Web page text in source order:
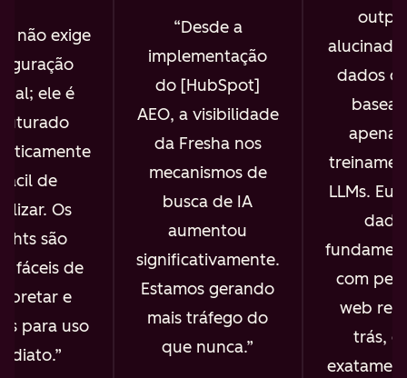
não exige
ele é
de
Os
são
fáceis de
e
para uso
Desde a
implementação
do [HubSpot]
AEO, a visibilidade
da Fresha nos
mecanismos de
busca de IA
aumentou
significativamente.
Estamos gerando
mais tráfego do
que nunca.
dados
LLMs. Eu
com
web
trás, e